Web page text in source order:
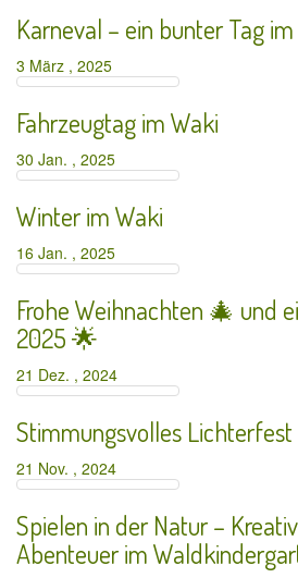
Karneval – ein bunter Tag
3 März , 2025
Fahrzeugtag im Waki
30 Jan. , 2025
Winter im Waki
16 Jan. , 2025
Frohe Weihnachten 🎄 und
2025 🌟
21 Dez. , 2024
Stimmungsvolles Lichterfest
21 Nov. , 2024
Spielen in der Natur –
Abenteuer im